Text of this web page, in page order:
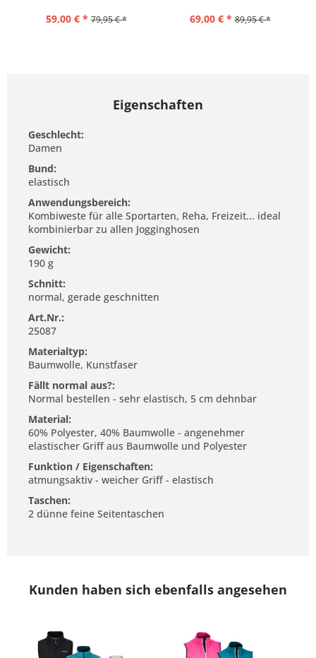
59,00 € * 79,95 € * 69,00 € * 89,95 € *
Eigenschaften
Geschlecht:
Damen
Bund:
elastisch
Anwendungsbereich:
Kombiweste für alle Sportarten, Reha, Freizeit... ideal
kombinierbar zu allen Jogginghosen
Gewicht:
190 g
Schnitt:
normal, gerade geschnitten
Art.Nr.:
25087
Materialtyp:
Baumwolle, Kunstfaser
Fällt normal aus?:
Normal bestellen - sehr elastisch, 5 cm dehnbar
Material:
60% Polyester, 40% Baumwolle - angenehmer
elastischer Griff aus Baumwolle und Polyester
Funktion / Eigenschaften:
atmungsaktiv - weicher Griff - elastisch
Taschen:
2 dünne feine Seitentaschen
Kunden haben sich ebenfalls angesehen